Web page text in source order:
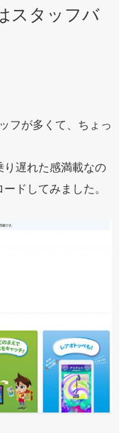
スタッフバ
フが多くて、ちょっ
遅れた感満載なの
ドしてみました。